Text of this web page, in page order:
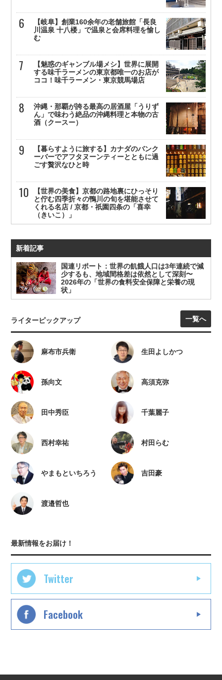
【岐阜】創業160余年の老舗旅館「長良
川温泉 十八楼」で温泉と会席料理を愉し
む
【魅惑のギャンブル場メシ】世界に展開
する味千ラーメンの東京都唯一のお店が
ココ！味千ラーメン・東京競馬場店
沖縄・那覇が誇る最高の居酒屋「うりず
ん」で味わう絶品の沖縄料理と本物の古
酒（クースー）
【暮らすように旅する】カナダのバンク
ーバーでアフタヌーンティーとともに過
ごす贅沢なひと時
【世界の美食】京都の路地裏にひっそり
と佇む四季折々の鴨川の旬を堪能させて
くれる名店 / 京都・祇園四条の「喜幸
（きいこ）」
新着記事
国連リポート：世界の飢餓人口は3年連続で減
少するも、地域間格差は依然として深刻〜
2026年の「世界の食料安全保障と栄養の現
状」
ライターピックアップ 一覧へ
麻布市兵衛 生田よしかつ
孫向文 高須克弥
田中秀臣 千葉麗子
西村幸祐 村田らむ
やまもといちろう 吉田豪
渡邉哲也
最新情報をお届け！
Twitter
Facebook